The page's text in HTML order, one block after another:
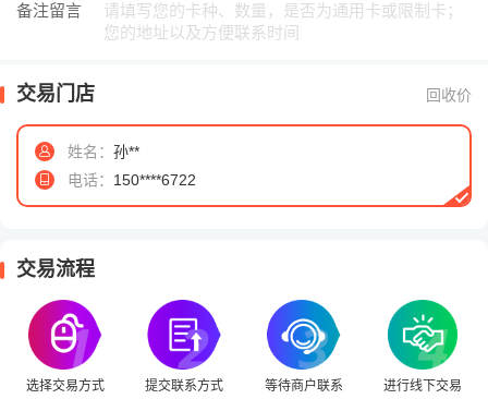
备注留言
交易门店 回收价
姓名： 孙**
电话： 150****6722
交易流程
选择交易方式 提交联系方式 等待商户联系 进行线下交易